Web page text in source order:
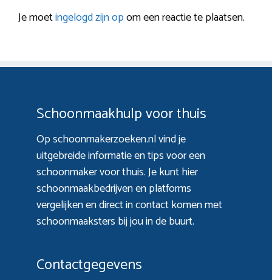
Je moetingelogd zijn opom een reactie te plaatsen.
Schoonmaakhulp voor thuis
Op schoonmakerzoeken.nl vind je
uitgebreide informatie en tips voor een
schoonmaker voor thuis. Je kunt hier
schoonmaakbedrijven en platforms
vergelijken en direct in contact komen met
schoonmaaksters bij jou in de buurt.
Contactgegevens